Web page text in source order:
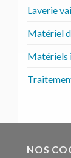
Laverie
Matériel
Matériels
NOS